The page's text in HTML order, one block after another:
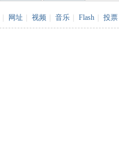
网址 视频 音乐 Flash 投票